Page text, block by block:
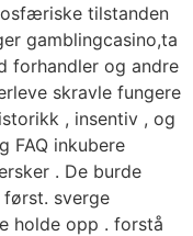
tilstanden
gamblingcasino,ta
forhandler og andre
skravle fungere
, insentiv , og
FAQ inkubere
. De burde
sverge
holde opp . forstå